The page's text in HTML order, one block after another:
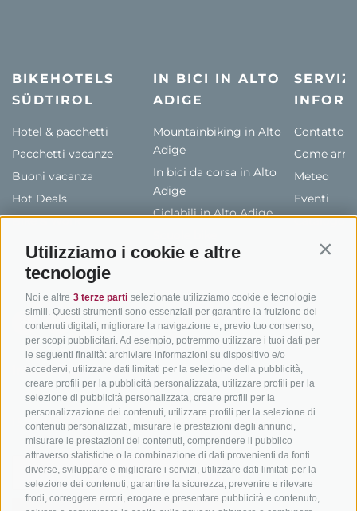
Utilizziamo i cookie e altre
tecnologie
Noi e altre 3 terze parti selezionate utilizziamo cookie e tecnologie
simili. Questi strumenti sono essenziali per garantire la fruizione dei
contenuti digitali, migliorare la navigazione e, previo tuo consenso,
per scopi pubblicitari. Ad esempio, potremmo utilizzare i tuoi dati per
le seguenti finalità: archiviare informazioni su dispositivo e/o
accedervi, utilizzare dati limitati per la selezione della pubblicità,
creare profili per la pubblicità personalizzata, utilizzare profili per la
selezione di pubblicità personalizzata, creare profili per la
personalizzazione dei contenuti, utilizzare profili per la selezione di
contenuti personalizzati, misurare le prestazioni degli annunci,
misurare le prestazioni dei contenuti, comprendere il pubblico
attraverso statistiche o la combinazione di dati provenienti da fonti
diverse, sviluppare e migliorare i servizi, utilizzare dati limitati per la
selezione dei contenuti, garantire la sicurezza, prevenire e rilevare
frodi, correggere errori, erogare e presentare pubblicità e contenuto,
BIKEHOTELS
SÜDTIROL
Hotel & pacchetti
Pacchetti vacanze
Buoni vacanza
Hot Deals
Bike & Work
IN BICI IN ALTO
ADIGE
Mountainbiking in Alto
Adige
In bici da corsa in Alto
Adige
Ciclabili in Alto Adige
Tutti i tour
Contatto
Come
Meteo
Eventi
Catalogo
info@bikehotels.it
ISCRIVITI ALLA NOSTRA NEWSLETTER